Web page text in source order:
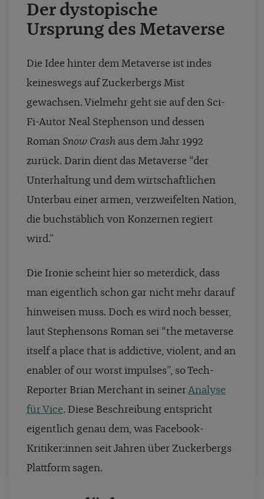
Der dystopische
Ursprung des Metaverse
Die Idee hinter dem Metaverse ist indes
keineswegs auf Zuckerbergs Mist
gewachsen. Vielmehr geht sie auf den Sci-
Fi-Autor Neal Stephenson und dessen
Roman Snow Crash aus dem Jahr 1992
zurück. Darin dient das Metaverse “der
Unterhaltung und dem wirtschaftlichen
Unterbau einer armen, verzweifelten Nation,
die buchstäblich von Konzernen regiert
wird.”
Die Ironie scheint hier so meterdick, dass
man eigentlich schon gar nicht mehr darauf
hinweisen muss. Doch es wird noch besser,
laut Stephensons Roman sei “the metaverse
itself a place that is addictive, violent, and an
enabler of our worst impulses”, so Tech-
Reporter Brian Merchant in seinerAnalyse
für Vice. Diese Beschreibung entspricht
eigentlich genau dem, was Facebook-
Kritiker:innen seit Jahren über Zuckerbergs
Plattform sagen.